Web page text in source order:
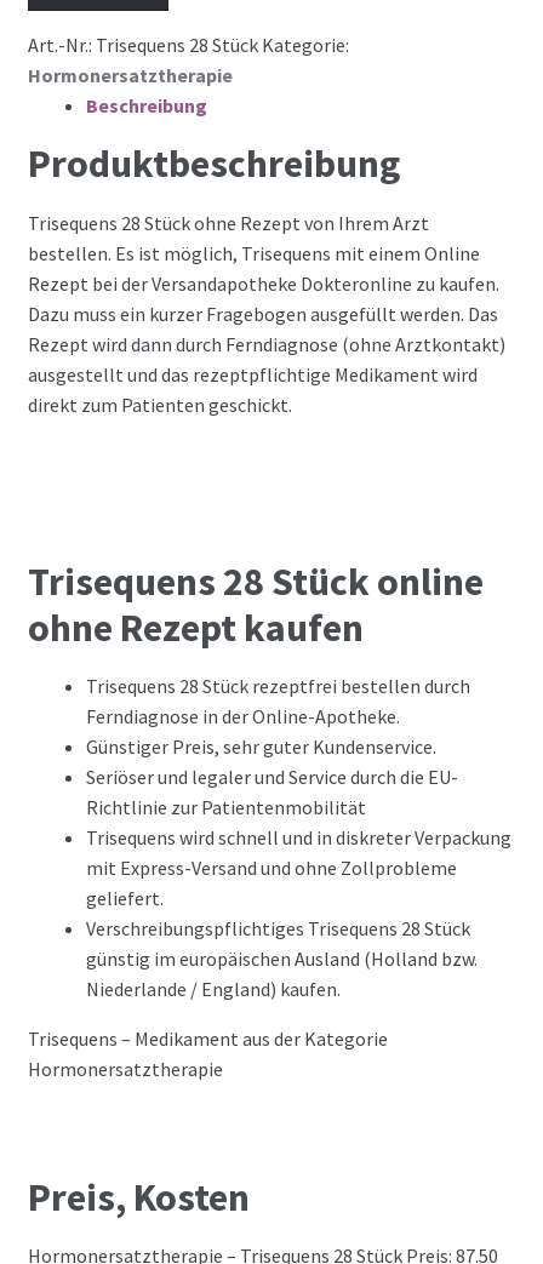
Art.-Nr.: Trisequens 28 Stück Kategorie:
Hormonersatztherapie
Beschreibung
Produktbeschreibung
Trisequens 28 Stück ohne Rezept von Ihrem Arzt
bestellen. Es ist möglich, Trisequens mit einem Online
Rezept bei der Versandapotheke Dokteronline zu kaufen.
Dazu muss ein kurzer Fragebogen ausgefüllt werden. Das
Rezept wird dann durch Ferndiagnose (ohne Arztkontakt)
ausgestellt und das rezeptpflichtige Medikament wird
direkt zum Patienten geschickt.
Trisequens 28 Stück online
ohne Rezept kaufen
Trisequens 28 Stück rezeptfrei bestellen durch
Ferndiagnose in der Online-Apotheke.
Günstiger Preis, sehr guter Kundenservice.
Seriöser und legaler und Service durch die EU-
Richtlinie zur Patientenmobilität
Trisequens wird schnell und in diskreter Verpackung
mit Express-Versand und ohne Zollprobleme
geliefert.
Verschreibungspflichtiges Trisequens 28 Stück
günstig im europäischen Ausland (Holland bzw.
Niederlande / England) kaufen.
Trisequens – Medikament aus der Kategorie
Hormonersatztherapie
Preis, Kosten
Hormonersatztherapie – Trisequens 28 Stück Preis: 87.50